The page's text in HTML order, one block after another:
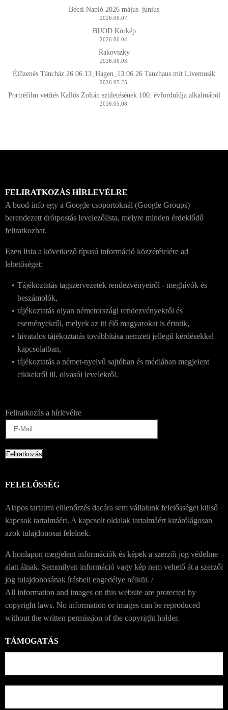
Bécsi Napló 2026 május–június
2026.06.07.
BUOD Körkép
2026.06.04.
Rakovszky
2026.06.03.
Élőzenés Táncház 26.06.13_Hagen_13.06.26 Tanzhaus mit Livemusik
2026.05.25.
Portréfilm vetítés Kallós Zoltán születésének 100. évfordulója alkalmából
2026.05.08.
FELIRATKOZÁS HÍRLEVÉLRE
A buod-info egy a Google csoportoknál (Google Groups)
berendezett drótpostás levelezőlista, melyre minden érdeklődő
feliratkozhat.
Ezen lista a következő típusú információ közzétételére ad
lehetőséget:
Tájékoztatás tagszervezetek rendezvényeiről - meghívók és
beszámolók,
tájékoztatás olyan németországi rendezvényekről és
eseményekről, melyek az itt élő magyarokat is érintik,
hivatalos tájékoztatás továbbítása nemzeti jellegű kérdésekkel
kapcsolatban,
tájékoztatás a német-nyelvű sajtóban és médiában megjelent
cikkekről ill. olvasói levelekről.
Feliratkozás a hírlevélre
FELELŐSSÉG
Alapos tartalmi elllenőrzés dacára sem vállalunk felelősséget külső
kapcsok tartalmáért. A kapcsolt oldalak tartalmáért kizárólágosan
azok tulajdonosai felelnek.
A honlapon megjelent információk és képek a szerzői jog védelme
alatt álnak. Semmilyen információ vagy kép nem vehető át a szerzői
jog tulajdonosának írásbeli engedélye nélkül. /
All information and images on this website are protected by
copyright laws. No information or images can be reproduced
without the written permission of the copyright holder.
TÁMOGATÁS